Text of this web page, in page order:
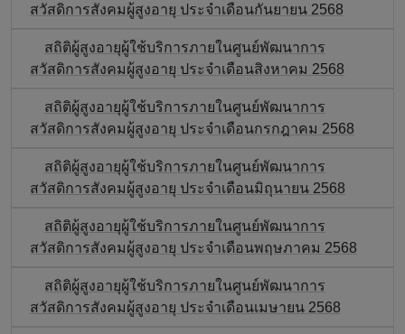
สวัสดิการสังคมผู้สูงอายุ ประจำเดือนกันยายน 2568
สถิติผู้สูงอายุผู้ใช้บริการภายในศูนย์พัฒนาการ
สวัสดิการสังคมผู้สูงอายุ ประจำเดือนสิงหาคม 2568
สถิติผู้สูงอายุผู้ใช้บริการภายในศูนย์พัฒนาการ
สวัสดิการสังคมผู้สูงอายุ ประจำเดือนกรกฎาคม 2568
สถิติผู้สูงอายุผู้ใช้บริการภายในศูนย์พัฒนาการ
สวัสดิการสังคมผู้สูงอายุ ประจำเดือนมิถุนายน 2568
สถิติผู้สูงอายุผู้ใช้บริการภายในศูนย์พัฒนาการ
สวัสดิการสังคมผู้สูงอายุ ประจำเดือนพฤษภาคม 2568
สถิติผู้สูงอายุผู้ใช้บริการภายในศูนย์พัฒนาการ
สวัสดิการสังคมผู้สูงอายุ ประจำเดือนเมษายน 2568